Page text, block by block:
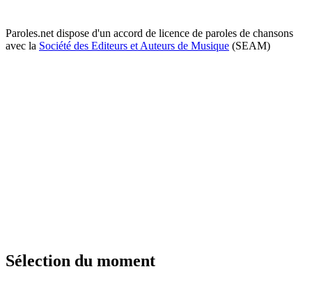
Paroles.net dispose d'un accord de licence de paroles de chansons
avec la Société des Editeurs et Auteurs de Musique (SEAM)
Sélection du moment